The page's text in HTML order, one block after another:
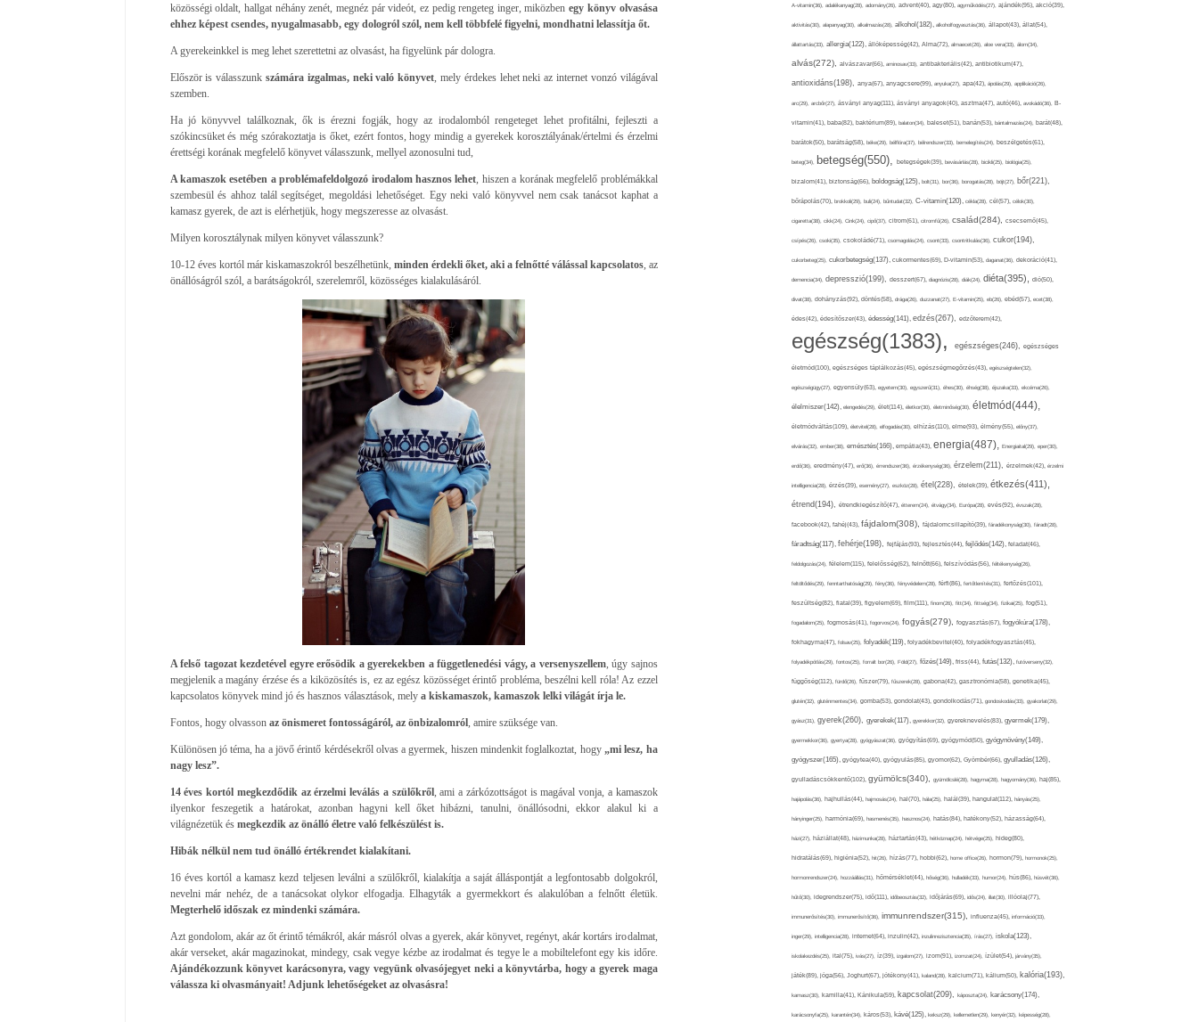
közösségi oldalt, hallgat néhány zenét, megnéz pár videót, ez pedig rengeteg inger, miközbenegy könyv olvasása
ehhez képest csendes, nyugalmasabb, egy dologról szól, nem kell többfelé figyelni, mondhatni lelassítja őt.
A gyerekeinkkel is meg lehet szerettetni az olvasást, ha figyelünk pár dologra.
Először is válasszunk számára izgalmas, neki való könyvet , mely érdekes lehet neki az internet vonzó világával
szemben.
Ha jó könyvvel találkoznak, ők is érezni fogják, hogy az irodalomból rengeteget lehet profitálni, fejleszti a
szókincsüket és még szórakoztatja is őket, ezért fontos, hogy mindig a gyerekek korosztályának/értelmi és érzelmi
érettségi korának megfelelő könyvet válasszunk, mellyel azonosulni tud,
A kamaszok esetében a problémafeldolgozó irodalom hasznos lehet , hiszen a korának megfelelő problémákkal
szembesül és ahhoz talál segítséget, megoldási lehetőséget. Egy neki való könyvvel nem csak tanácsot kaphat a
kamasz gyerek, de azt is elérhetjük, hogy megszeresse az olvasást.
Milyen korosztálynak milyen könyvet válasszunk?
10-12 éves kortól már kiskamaszokról beszélhetünk, minden érdekli őket, aki a felnőtté válással kapcsolatos, az
önállóságról szól, a barátságokról, szerelemről, közösséges kialakulásáról.
A felső tagozat kezdetével egyre erősödik a gyerekekben a függetlenedési vágy, a versenyszellem, úgy sajnos
megjelenik a magány érzése és a kiközösítés is, ez az egész közösséget érintő probléma, beszélni kell róla! Az ezzel
kapcsolatos könyvek mind jó és hasznos választások, mely a kiskamaszok, kamaszok lelki világát írja le.
Fontos, hogy olvasson az önismeret fontosságáról, az önbizalomról, amire szüksége van.
Különösen jó téma, ha a jövő érintő kérdésekről olvas a gyermek, hiszen mindenkit foglalkoztat, hogy„mi lesz, ha
nagy lesz”.
14 éves kortól megkezdődik az érzelmi leválás a szülőkről, ami a zárkózottságot is magával vonja, a kamaszok
ilyenkor feszegetik a határokat, azonban hagyni kell őket hibázni, tanulni, önállósodni, ekkor alakul ki a
világnézetük és megkezdik az önálló életre való felkészülést is.
Hibák nélkül nem tud önálló értékrendet kialakítani.
16 éves kortól a kamasz kezd teljesen leválni a szülőkről, kialakítja a saját álláspontját a legfontosabb dolgokról,
nevelni már nehéz, de a tanácsokat olykor elfogadja. Elhagyták a gyermekkort és alakulóban a felnőtt életük.
Megterhelő időszak ez mindenki számára.
Azt gondolom, akár az őt érintő témákról, akár másról olvas a gyerek, akár könyvet, regényt, akár kortárs irodalmat,
akár verseket, akár magazinokat, mindegy, csak vegye kézbe az irodalmat és tegye le a mobiltelefont egy kis időre.
Ajándékozzunk könyvet karácsonyra, vagy vegyünk olvasójegyet neki a könyvtárba, hogy a gyerek maga
válassza ki olvasmányait! Adjunk lehetőségeket az olvasásra!
A-vitamin(36), adalékanyag(28), adomány(26), advent(40), agy(80), agyműködés(27), ajándék(95), akció(39),
aktivitás(30), alapanyag(30), alkalmazás(28), alkohol(182), alkoholfogyasztás(36), állapot(43), állat(54),
állattartás(33), allergia(122), állóképesség(42), Alma(72), almaecet(26), aloe vera(33), álom(34),
alvás(272), alvászavar(66), aminosav(33), antibakteriális(42), antibiotikum(47),
antioxidáns(198), anya(67), anyagcsere(99), anyuka(27), apa(42), ápolás(29), applikáció(26),
arc(29), arcbőr(27), ásványi anyag(111), ásványi anyagok(40), asztma(47), autó(46), avokádó(36), B-
vitamin(41), baba(82), baktérium(89), balaton(34), baleset(51), banán(53), bántalmazás(24), barát(48),
barátok(50), barátság(58), béke(29), bélflóra(37), bélrendszer(33), bemelegítés(24), beszélgetés(61),
beteg(34), betegség(550), betegségek(39), bevásárlás(28), bicikli(25), biológia(25),
bizalom(41), biztonság(66), boldogság(125), bolt(31), bor(36), borogatás(28), böjt(27), bőr(221),
bőrápolás(70), brokkoli(29), buli(24), bűntudat(32), C-vitamin(120), cékla(28), cél(57), célok(30),
cigaretta(38), cikk(24), Cink(24), cipő(37), citrom(61), citromfű(26), család(284), csecsemő(45),
csípés(26), csoki(35), csokoládé(71), csomagolás(24), csont(33), csontritkulás(36), cukor(194),
cukorbeteg(25), cukorbetegség(137), cukormentes(69), D-vitamin(53), daganat(36), dekoráció(41),
demencia(34), depresszió(199), desszert(67), diagnózis(28), diák(24), diéta(395), dió(50),
divat(38), dohányzás(92), döntés(58), drága(26), duzzanat(27), E-vitamin(25), eb(26), ebéd(57), ecet(38),
édes(42), édesítőszer(43), édesség(141), edzés(267), edzőterem(42),
egészség(1383), egészséges(246), egészséges
életmód(100), egészséges táplálkozás(45), egészségmegőrzés(43), egészségtelen(32),
egészségügy(27), egyensúly(63), egyetem(30), egyszerű(31), éhes(30), éhség(38), éjszaka(33), ekcéma(26),
élelmiszer(142), elengedés(29), élet(114), életkor(30), életminőség(30), életmód(444),
életmódváltás(109), életvitel(28), elfogadás(30), elhízás(110), elme(93), élmény(55), előny(37),
elvárás(32), ember(38), emésztés(166), empátia(43), energia(487), Energiaital(29), eper(30),
erdő(36), eredmény(47), erő(36), érrendszer(36), érzékenység(36), érzelem(211), érzelmek(42), érzelmi
intelligencia(28), érzés(39), esemény(27), eszköz(28), étel(228), ételek(39), étkezés(411),
étrend(194), étrendkiegészítő(47), étterem(24), étvágy(34), Európa(28), evés(92), évszak(28),
facebook(42), fahéj(43), fájdalom(308), fájdalomcsillapító(39), fáradékonyság(30), fáradt(28),
fáradtság(117), fehérje(198), fejfájás(93), fejlesztés(44), fejlődés(142), feladat(46),
feldolgozás(24), félelem(115), felelősség(62), felnőtt(66), felszívódás(56), féltékenység(26),
feltöltődés(29), fenntarthatóság(29), fény(36), fényvédelem(28), férfi(86), fertőtlenítés(31), fertőzés(101),
feszültség(82), fiatal(39), figyelem(69), film(111), finom(26), fitt(34), fittség(34), fizikai(25), fog(51),
fogadalom(25), fogmosás(41), fogorvos(24), fogyás(279), fogyasztás(67), fogyókúra(178),
fokhagyma(47), folsav(25), folyadék(119), folyadékbevitel(40), folyadékfogyasztás(45),
folyadékpótlás(29), fontos(25), forralt bor(26), Föld(27), főzés(149), friss(44), futás(132), futóverseny(32),
függőség(112), fürdő(26), fűszer(79), fűszerek(28), gabona(42), gasztronómia(58), genetika(45),
glutén(32), gluténmentes(34), gomba(53), gondolat(43), gondolkodás(71), gondoskodás(33), gyakorlat(29),
gyász(31), gyerek(260), gyerekek(117), gyerekkor(32), gyereknevelés(83), gyermek(179),
gyermekkor(36), gyertya(28), gyógyászat(36), gyógyítás(69), gyógymód(50), gyógynövény(149),
gyógyszer(165), gyógytea(40), gyógyulás(85), gyomor(62), Gyömbér(66), gyulladás(126),
gyulladáscsökkentő(102), gyümölcs(340), gyümölcslé(28), hagyma(28), hagyomány(36), haj(85),
hajápolás(36), hajhullás(44), hajmosás(24), hal(70), hála(25), halál(39), hangulat(112), hányás(25),
hányinger(25), harmónia(69), hasmenés(35), hasznos(24), hatás(84), hatékony(52), házasság(64),
házi(27), háziállat(48), házimunka(28), háztartás(43), hétköznap(24), hétvége(25), hideg(80),
hidratálás(69), higiénia(52), hit(26), hízás(77), hobbi(62), home office(26), hormon(79), hormonok(25),
hormonrendszer(24), hozzáállás(31), hőmérséklet(44), hőség(36), hulladék(33), humor(24), hús(86), húsvét(36),
hűtő(30), idegrendszer(75), idő(111), időbeosztás(32), időjárás(69), idős(24), illat(30), illóolaj(77),
immunerősítés(30), immunerősítő(36), immunrendszer(315), influenza(45), információ(33),
inger(29), intelligencia(28), internet(64), inzulin(42), inzulinrezisztencia(35), írás(27), iskola(123),
iskolakezdés(25), ital(75), ivás(27), íz(39), izgalom(27), izom(91), izomzat(24), ízület(54), járvány(35),
játék(89), jóga(56), Joghurt(67), jótékony(41), kaland(28), kalcium(71), kálium(50), kalória(193),
kamasz(30), kamilla(41), Kánikula(59), kapcsolat(209), káposzta(24), karácsony(174),
karácsonyfa(25), karantén(34), káros(53), kávé(125), keksz(29), kellemetlen(29), kenyér(32), képesség(28),